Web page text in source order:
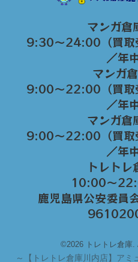
マンガ倉
9:30～24:00（買取
／年
マンガ
9:00～22:00（買取
／年
マンガ倉
9:00〜22:00（買取
／年
トレトレ
10:00〜
鹿児島県公安委員
©2026 トレトレ倉庫.
～
【トレトレ倉庫川内店】ア